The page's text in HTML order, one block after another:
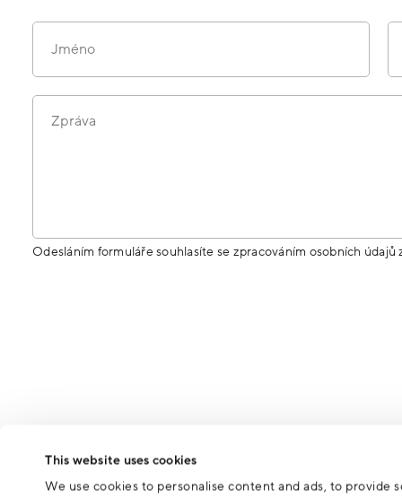
This website uses cookies
We use cookies to personalise content and ads, to provide
Jméno
Zpráva
Odesláním formuláře souhlasíte se zpracováním osobních údajů